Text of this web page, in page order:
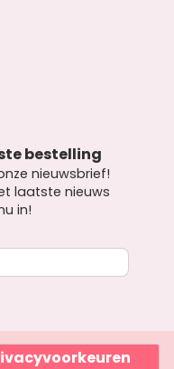
bestelling
nieuwsbrief!
laatste nieuws
in!